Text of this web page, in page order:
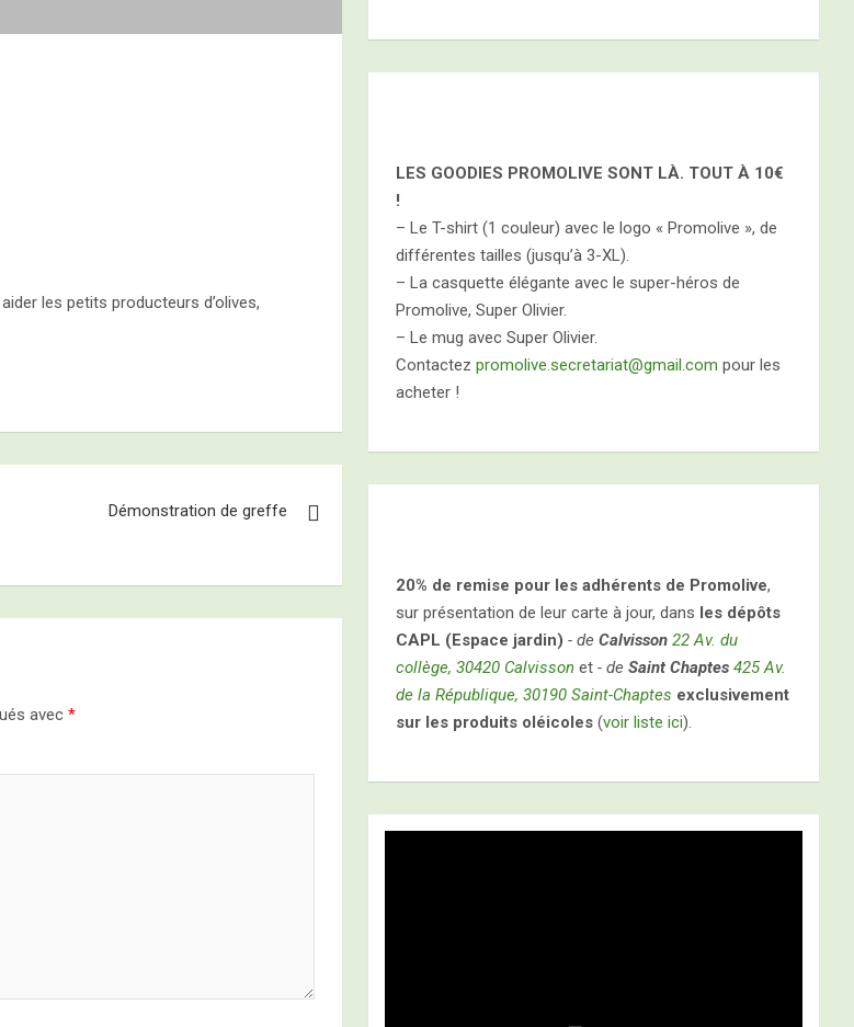
les petits producteurs d’olives,
Démonstration de greffe
avec *
LES GOODIES PROMOLIVE SONT LÀ. TOUT À 10€
!
– Le T-shirt (1 couleur) avec le logo « Promolive », de
différentes tailles (jusqu’à 3-XL).
– La casquette élégante avec le super-héros de
Promolive, Super Olivier.
– Le mug avec Super Olivier.
Contactezpromolive.secretariat@gmail.com pour les
acheter !
20% de remise pour les adhérents de Promolive,
sur présentation de leur carte à jour, dans les dépôts
CAPL (Espace jardin) - deCalvisson 22 Av. du
collège, 30420 Calvissonet- deSaint Chaptes 425 Av.
de la République, 30190 Saint-Chaptes exclusivement
sur les produits oléicoles(voir liste ici).